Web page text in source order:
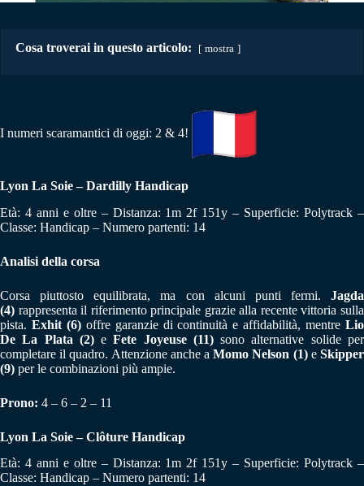
Cosa troverai in questo articolo: mostra
I numeri scaramantici di oggi: 2 & 4!
Lyon La Soie – Dardilly Handicap
Età: 4 anni e oltre – Distanza: 1m 2f 151y – Superficie: Polytrack –
Classe: Handicap – Numero partenti: 14
Analisi della corsa
Corsa piuttosto equilibrata, ma con alcuni punti fermi. Jagda
(4) rappresenta il riferimento principale grazie alla recente vittoria sulla
pista. Exhit (6)offre garanzie di continuità e affidabilità, mentreLio
De La Plata (2)eFete Joyeuse (11)sono alternative solide per
completare il quadro. Attenzione anche aMomo Nelson (1)eSkipper
(9) per le combinazioni più ampie.
Prono: 4 – 6 – 2 – 11
Lyon La Soie – Clôture Handicap
Età: 4 anni e oltre – Distanza: 1m 2f 151y – Superficie: Polytrack –
Classe: Handicap – Numero partenti: 14